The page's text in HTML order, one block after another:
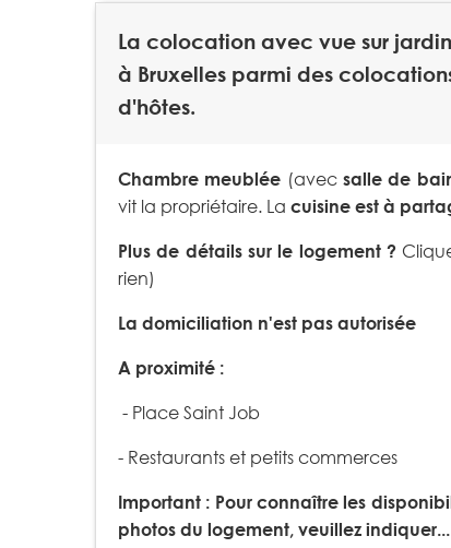
La colocation avec vue sur
à Bruxelles parmi des
d'hôtes.
Chambre meublée (avecsalle de
vit la propriétaire. La cuisine est à
Plus de détails sur le logement ?
rien)
La domiciliation n'est pas autorisée
A proximité :
- Place Saint Job
- Restaurants et petits commerces
Important : Pour connaître les
photos du logement, veuillez indiquer...